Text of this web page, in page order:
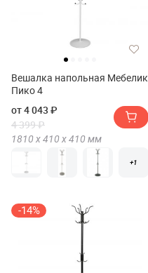
Вешалка напольная Мебелик
Пико 4
от 4 043 ₽
4 399 ₽
1810 х410 х410 мм
+1
-14%